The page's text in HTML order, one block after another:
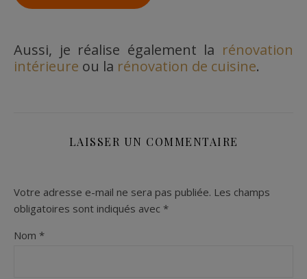
Aussi, je réalise également la rénovation
intérieure ou la rénovation de cuisine.
LAISSER UN COMMENTAIRE
Votre adresse e-mail ne sera pas publiée. Les champs
obligatoires sont indiqués avec *
Nom *